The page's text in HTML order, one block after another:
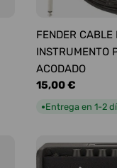
FENDER CABLE
INSTRUMENTO
ACODADO
Precio
habitual
15,00 €
●Entrega en 1-2